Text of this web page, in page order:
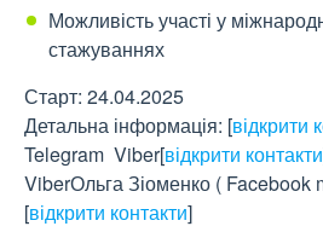
Можливість участі у
стажуваннях
Старт: 24.04.2025
Детальна інформація: [відкрити
Telegram Viber[відкрити контакти
ViberОльга Зіоменко ( Facebook
[відкрити контакти]